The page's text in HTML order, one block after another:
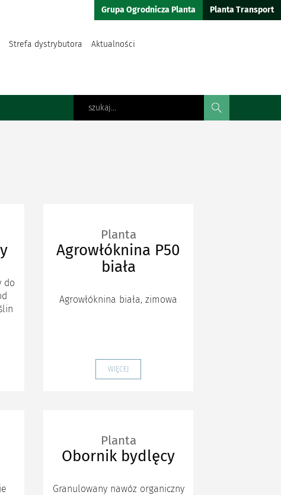
Strefa dystrybutora Aktualności
Grupa Ogrodnicza Planta Planta Transport
do
Planta
Agrowłóknina P50
biała
Agrowłóknina biała, zimowa
WIĘCEJ
Planta
Obornik bydlęcy
Granulowany nawóz organiczny